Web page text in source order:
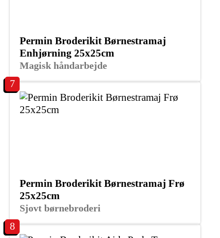
Magisk håndarbejde
Permin Broderikit Børnestramaj
Enhjørning 25x25cm
7
Sjovt børnebroderi
Permin Broderikit Børnestramaj Frø
25x25cm
8